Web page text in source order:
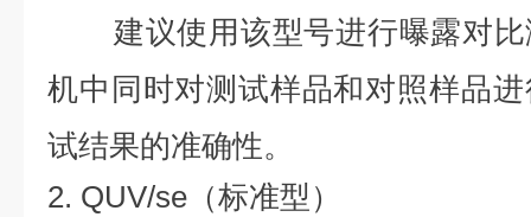
建议使用该型号进行曝露对
机中同时对测试样品和对照样品
试结果的准确性。
2. QUV/se（标准型）